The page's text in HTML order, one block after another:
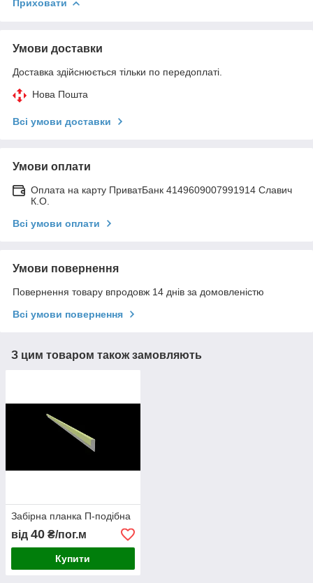
Приховати
Умови доставки
Доставка здійснюється тільки по передоплаті.
Нова Пошта
Всі умови доставки
Умови оплати
Оплата на карту ПриватБанк 4149609007991914 Славич
К.О.
Всі умови оплати
Умови повернення
Повернення товару впродовж 14 днів за домовленістю
Всі умови повернення
З цим товаром також замовляють
Забірна планка П-подібна
від 40 ₴/пог.м
Купити